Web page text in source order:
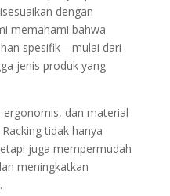
dengan
memahami bahwa
spesifik—mulai dari
jenis produk yang
dan material
tidak hanya
juga mempermudah
meningkatkan